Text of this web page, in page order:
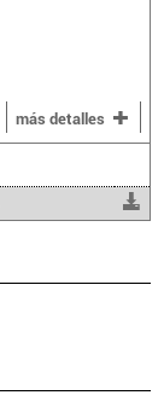
más detalles